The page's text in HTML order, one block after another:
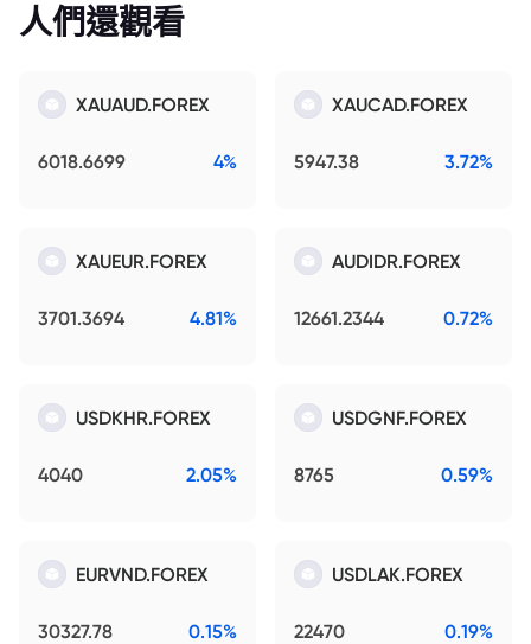
人們還觀看
XAUAUD.FOREX
6018.6699 4%
XAUCAD.FOREX
5947.38 3.72%
XAUEUR.FOREX
3701.3694 4.81%
AUDIDR.FOREX
12661.2344 0.72%
USDKHR.FOREX
4040 2.05%
USDGNF.FOREX
8765 0.59%
EURVND.FOREX
30327.78 0.15%
USDLAK.FOREX
22470 0.19%